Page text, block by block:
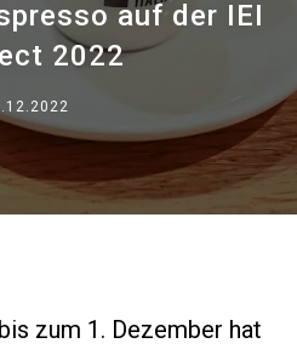
auf der IEI
2022
zum 1. Dezember hat